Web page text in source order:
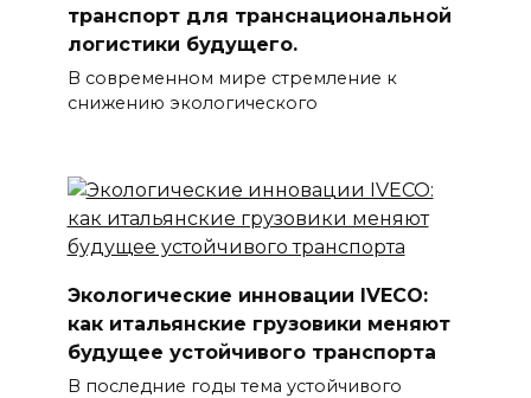
транспорт для транснациональной
логистики будущего.
В современном мире стремление к
снижению экологического
Экологические инновации IVECO:
как итальянские грузовики меняют
будущее устойчивого транспорта
В последние годы тема устойчивого